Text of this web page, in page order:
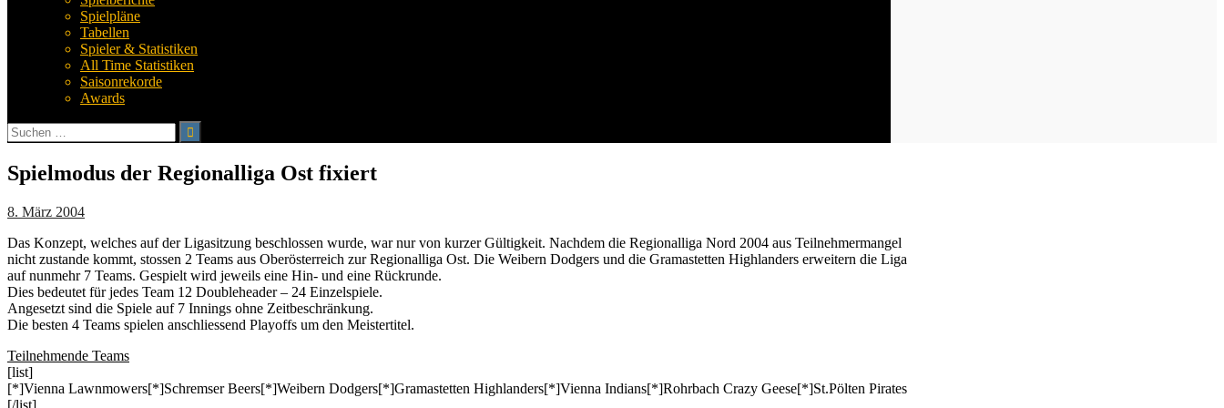
Spielpläne
Tabellen
Spieler & Statistiken
All Time Statistiken
Saisonrekorde
Awards
Suchen
nach:
Spielmodus der Regionalliga Ost fixiert
8. März 2004
Das Konzept, welches auf der Ligasitzung beschlossen wurde, war nur von kurzer Gültigkeit. Nachdem die Regionalliga Nord 2004 aus Teilnehmermangel
nicht zustande kommt, stossen 2 Teams aus Oberösterreich zur Regionalliga Ost. Die Weibern Dodgers und die Gramastetten Highlanders erweitern die Liga
auf nunmehr 7 Teams. Gespielt wird jeweils eine Hin- und eine Rückrunde.
Dies bedeutet für jedes Team 12 Doubleheader – 24 Einzelspiele.
Angesetzt sind die Spiele auf 7 Innings ohne Zeitbeschränkung.
Die besten 4 Teams spielen anschliessend Playoffs um den Meistertitel.
Teilnehmende Teams
[list]
[*]Vienna Lawnmowers[*]Schremser Beers[*]Weibern Dodgers[*]Gramastetten Highlanders[*]Vienna Indians[*]Rohrbach Crazy Geese[*]St.Pölten Pirates
[/list]